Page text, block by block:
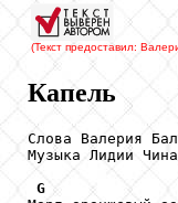
(Текст предоставил:
Капель
Слова Валерия
Музыка Лидии
G